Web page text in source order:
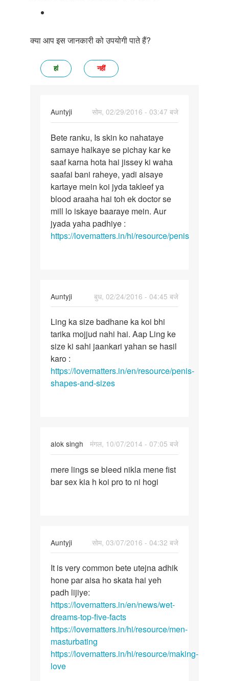
क्या आप इस जानकारी को उपयोगी पाते हैं?
हां नहीं
Auntyji
सोम, 02/29/2016 - 03:47 बजे
In
reply
to
Hello
aunty
ji,
by
ranku
Bete
ranku,
Is
skin
ko
Bete ranku, Is skin ko nahataye
samaye halkaye se pichay kar ke
saaf karna hota hai jissey ki waha
saafai bani raheye, yadi aisaye
kartaye mein koi jyda takleef ya
blood araaha hai toh ek doctor se
mill lo iskaye baaraye mein. Aur
jyada yaha padhiye :
https://lovematters.in/hi/resource/penis
Auntyji
बुध, 02/24/2016 - 04:45 बजे
In
reply
to
Auntie
mera
chto
sa
Ling
ka
size
badhane
ka
koi
Ling ka size badhane ka koi bhi
tarika mojjud nahi hai. Aap Ling ke
size ki sahi jaankari yahan se hasil
karo :
https://lovematters.in/en/resource/penis-
shapes-and-sizes
alok singh
मंगल, 10/07/2014 - 07:05 बजे
mere
lings
mere lings se bleed nikla mene fist
bar sex kia h koi pro to ni hogi
Auntyji
सोम, 03/07/2016 - 04:32 बजे
In
reply
to
Hello
aunty
g
by
Anonymous
It
is
very
common
bete
It is very common bete utejna adhik
hone par aisa ho skata hai yeh
padh lijiye:
https://lovematters.in/en/news/wet-
dreams-top-five-facts
https://lovematters.in/hi/resource/men-
masturbating
https://lovematters.in/hi/resource/making-
love